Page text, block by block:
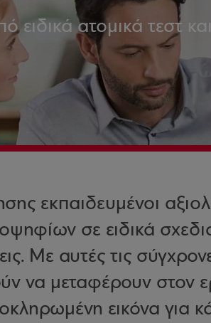
ειδικά ατομικά τεστ
εκπαιδευμένοι
σε ειδικά
Με αυτές τις
να μεταφέρουν στον
εικόνα για